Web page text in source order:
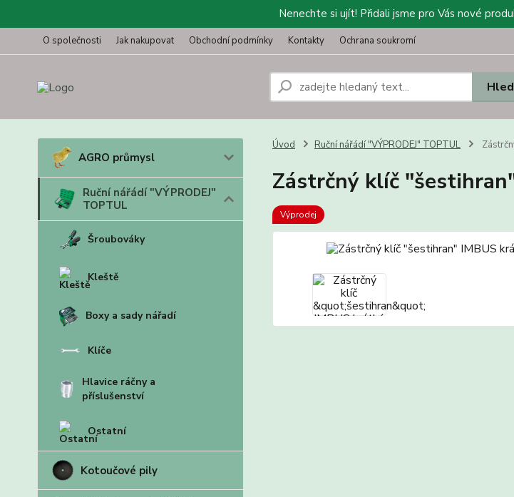
Nenechte si ujít! Přidali jsme pro Vás nové
O společnosti Jak nakupovat Obchodní podmínky Kontakty Ochrana soukromí
AGRO průmysl
Ruční nářádí "VÝPRODEJ"
TOPTUL
Šroubováky
Kleště
Boxy a sady nářadí
Klíče
Hlavice ráčny a
příslušenství
Ostatní
Kotoučové pily
Úvod Ruční nářádí "VÝPRODEJ" TOPTUL
Zástrčný klíč
Výprodej